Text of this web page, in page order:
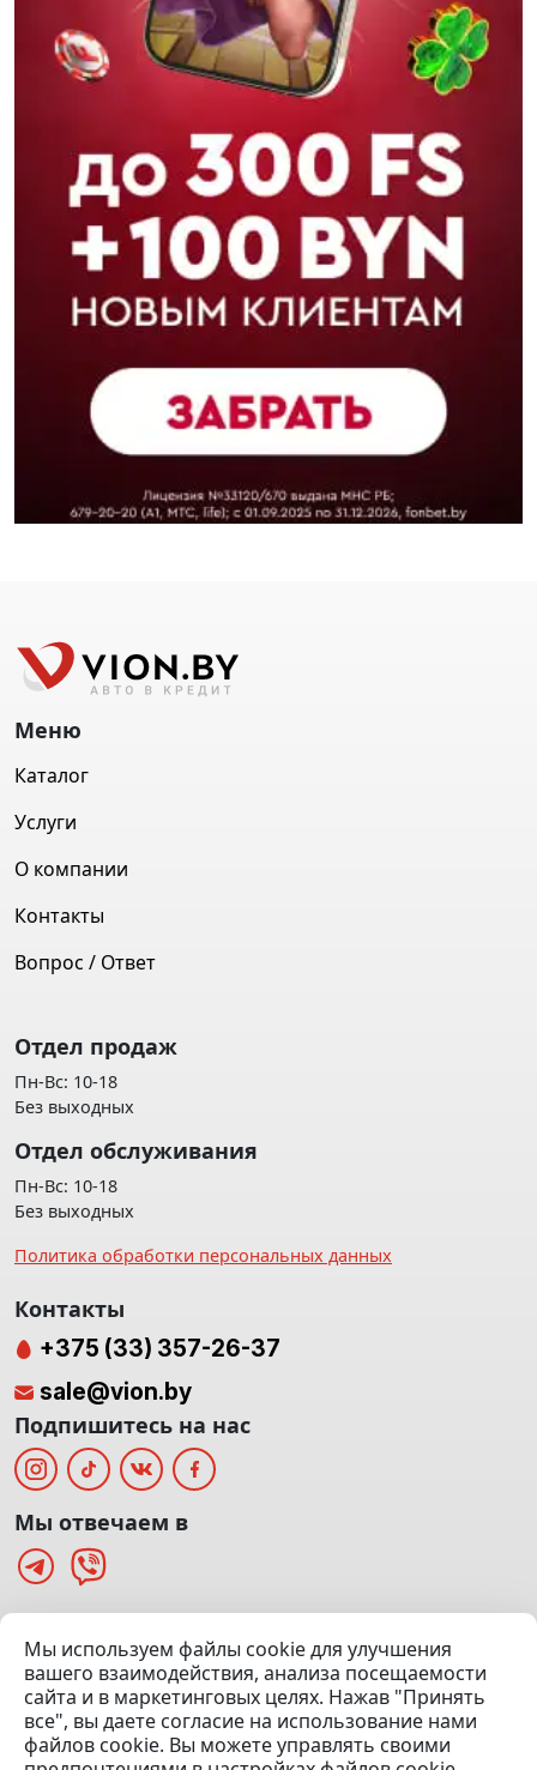
(Офис: 5 этаж | Осмотр авто: 5 этаж)
Посмотреть на карте
© 2020 — 2026 VION.BY — Продажа, выкуп и обмен | УНП
Меню
Каталог
Услуги
О компании
Контакты
Вопрос / Ответ
Отдел продаж
Пн-Вс: 10-18
Без выходных
Отдел обслуживания
Пн-Вс: 10-18
Без выходных
Политика обработки персональных данных
Мы используем файлы cookie для улучшения
вашего взаимодействия, анализа посещаемости
сайта и в маркетинговых целях. Нажав "Принять
все", вы даете согласие на использование нами
файлов cookie. Вы можете управлять своими
Контакты
+375 (33) 357-26-37
sale@vion.by
Подпишитесь на нас
Мы отвечаем в